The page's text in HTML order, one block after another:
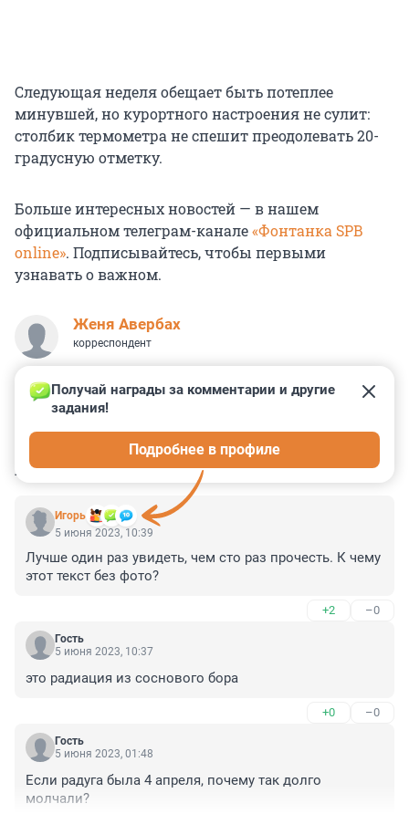
Следующая неделя обещает быть потеплее
минувшей, но курортного настроения не сулит:
столбик термометра не спешит преодолевать 20-
градусную отметку.
Больше интересных новостей — в нашем
официальном телеграм-канале«Фонтанка SPB
online». Подписывайтесь, чтобы первыми
узнавать о важном.
Женя Авербах
корреспондент
КОММЕНТАРИИ 4
Игoрь
Получай награды за комментарии и другие
задания!
Подробнее в профиле
5 июня 2023, 10:39
Лучше один раз увидеть, чем сто раз прочесть. К чему
этот текст без фото?
+2 –0
Гость
5 июня 2023, 10:37
это радиация из соснового бора
+0 –0
Гость
5 июня 2023, 01:48
Если радуга была 4 апреля, почему так долго
молчали?